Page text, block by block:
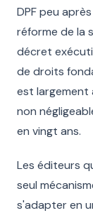
DPF peu
réforme de la
décret
de droits
est largement
non
en vingt ans.
Les éditeurs
seul
s'adapter en